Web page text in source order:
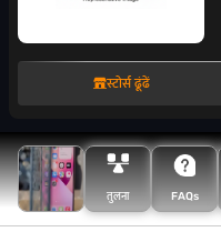
स्टोर्स ढूंढें
तुलना FAQs